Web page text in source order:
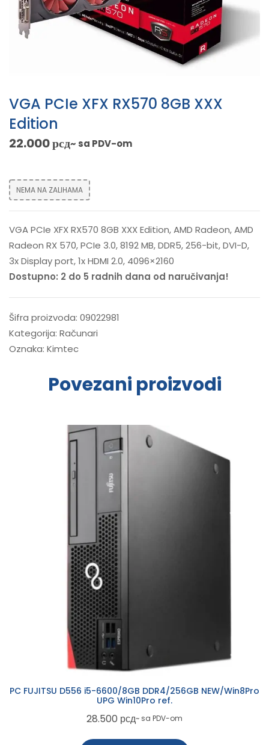
VGA PCIe XFX RX570 8GB XXX
Edition
22.000рсд~ sa PDV-om
NEMA NA ZALIHAMA
VGA PCIe XFX RX570 8GB XXX Edition, AMD Radeon, AMD
Radeon RX 570, PCIe 3.0, 8192 MB, DDR5, 256-bit, DVI-D,
3x Display port, 1x HDMI 2.0, 4096×2160
Dostupno: 2 do 5 radnih dana od naručivanja!
Šifra proizvoda: 09022981
Kategorija: Računari
Oznaka: Kimtec
Povezani proizvodi
PC FUJITSU D556 i5-6600/8GB DDR4/256GB NEW/Win8Pro
UPG Win10Pro ref.
28.500 рсд~ sa PDV-om